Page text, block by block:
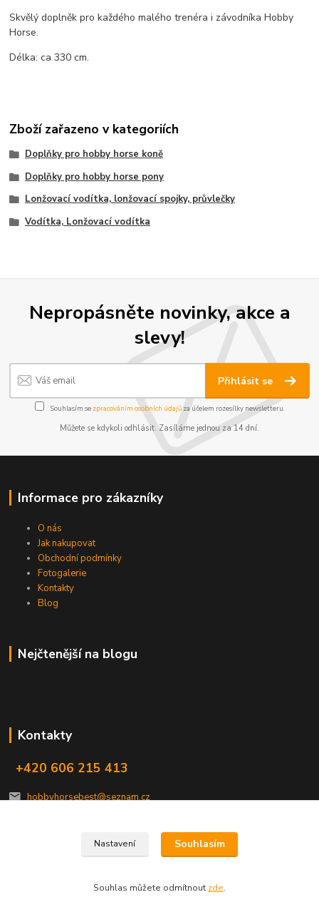
Skvělý doplněk pro každého malého trenéra i závodníka Hobby
Horse.
Délka: ca 330 cm.
Zboží zařazeno v kategoriích
Doplňky pro hobby horse koně
Doplňky pro hobby horse pony
Lonžovací vodítka, lonžovací spojky, průvlečky
Vodítka, Lonžovací vodítka
Nepropásněte novinky, akce a
slevy!
Přihlásit se
Souhlasím se zpracováním osobních údajůza účelem rozesílky newsletteru.
Můžete se kdykoli odhlásit. Zasíláme jednou za 14 dní.
Informace pro zákazníky
O nás
Jak nakupovat
Obchodní podmínky
Fotogalerie
Kontakty
Blog
Nejčtenější na blogu
Kontakty
+420 606 215 413
hobbyhorsebest@seznam.cz
Nastavení Souhlasím
Souhlas můžete odmítnout zde.